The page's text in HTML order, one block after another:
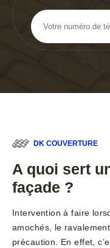
DK COUVERTURE
A quoi sert
façade ?
Intervention à faire
amochés, le
précaution. En effet,